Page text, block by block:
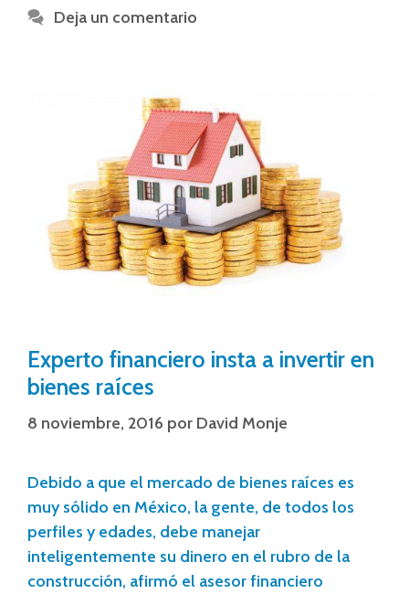
Deja un comentario
Experto financiero insta a invertir en
bienes raíces
8 noviembre, 2016 por David Monje
Debido a que el mercado de bienes raíces es
muy sólido en México, la gente, de todos los
perfiles y edades, debe manejar
inteligentemente su dinero en el rubro de la
construcción, afirmó el asesor financiero